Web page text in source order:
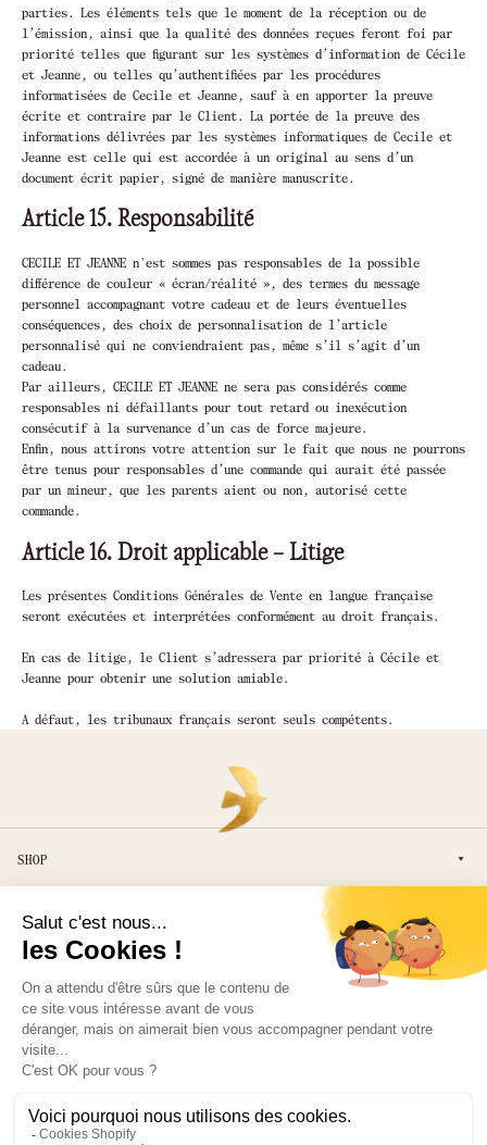
parties. Les éléments tels que le moment de la réception ou de
l’émission, ainsi que la qualité des données reçues feront foi par
priorité telles que figurant sur les systèmes d’information de Cécile
et Jeanne, ou telles qu’authentifiées par les procédures
informatisées de Cecile et Jeanne, sauf à en apporter la preuve
écrite et contraire par le Client. La portée de la preuve des
informations délivrées par les systèmes informatiques de Cecile et
Jeanne est celle qui est accordée à un original au sens d’un
document écrit papier, signé de manière manuscrite.
Article 15. Responsabilité
CECILE ET JEANNE n'est sommes pas responsables de la possible
différence de couleur « écran/réalité », des termes du message
personnel accompagnant votre cadeau et de leurs éventuelles
conséquences, des choix de personnalisation de l’article
personnalisé qui ne conviendraient pas, même s’il s’agit d’un
cadeau.
Par ailleurs, CECILE ET JEANNE ne sera pas considérés comme
responsables ni défaillants pour tout retard ou inexécution
consécutif à la survenance d’un cas de force majeure.
Enfin, nous attirons votre attention sur le fait que nous ne pourrons
être tenus pour responsables d’une commande qui aurait été passée
par un mineur, que les parents aient ou non, autorisé cette
commande.
Article 16. Droit applicable – Litige
Les présentes Conditions Générales de Vente en langue française
seront exécutées et interprétées conformément au droit français.
En cas de litige, le Client s’adressera par priorité à Cécile et
Jeanne pour obtenir une solution amiable.
A défaut, les tribunaux français seront seuls compétents.
SHOP
LA MAISON
AIDE
Inscrivez-vous à notre Newsletter
Adresse email
Veuillez accepter nos Termes et Conditions